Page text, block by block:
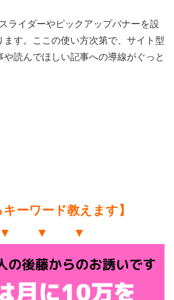
ライダーやピックアップバナーを設
ます。ここの使い方次第で、サイト型
や読んでほしい記事への導線がぐっと
キーワード教えます】
▼ ▼ ▼